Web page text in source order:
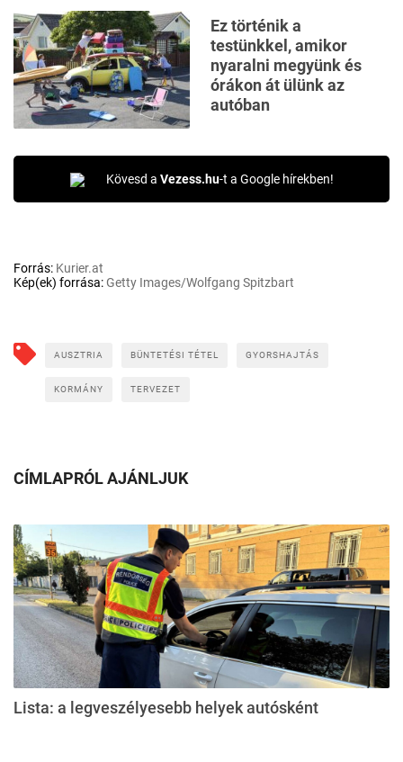
Ez történik a
testünkkel, amikor
nyaralni megyünk és
órákon át ülünk az
autóban
Kövesd a Vezess.hu-t a Google hírekben!
Forrás: Kurier.at
Kép(ek) forrása:Getty Images/Wolfgang Spitzbart
AUSZTRIA BÜNTETÉSI TÉTEL GYORSHAJTÁS
KORMÁNY TERVEZET
CÍMLAPRÓL AJÁNLJUK
Lista: a legveszélyesebb helyek autósként